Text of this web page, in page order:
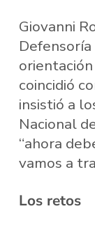
Giovanni
coincidió
insistió a
Nacional
“ahora
vamos a
Los retos